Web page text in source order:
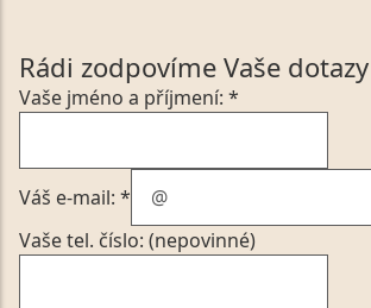
Rádi zodpovíme Vaše dotazy
Vaše jméno a příjmení: *
Váš e-mail: *
Vaše tel. číslo: (nepovinné)